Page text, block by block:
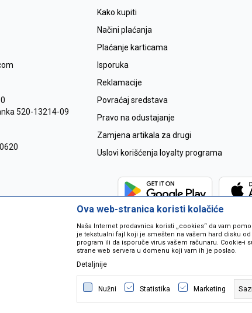
520-13214-09
Kako kupiti
Načini plaćanja
Plaćanje karticama
Isporuka
Reklamacije
Povraćaj sredstava
Pravo na odustajanje
Zamjena artikala za drugi
Uslovi korišćenja loyalty programa
Nastojimo da budemo što precizniji u opisu proizvoda, prikazu
grešaka. Svi artikli na sajtu su dio naše ponude i ne podrazumjeva se
pozivom
©2026www.mil-pop.com,
Ova web-stranica koristi kolačiće
Naša Internet prodavnica koristi „cookies“ da vam
je tekstualni fajl koji je smešten na vašem hard disku
program ili da isporuče virus vašem računaru. Cookie-
strane web servera u domenu koji vam ih je poslao.
Detaljnije
Nužni Statistika Marketing